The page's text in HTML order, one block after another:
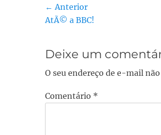
Navegação
de
← Anterior
Post
AtÃ© a BBC!
Deixe um
O seu endereço de e-mail
Comentário *